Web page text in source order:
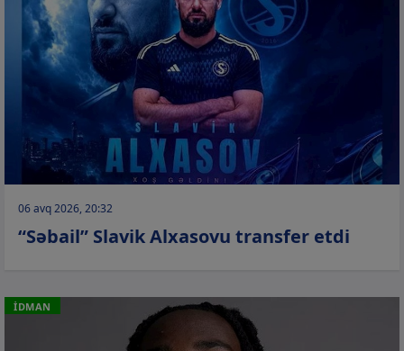
06 avq 2026, 20:32
“Səbail” Slavik Alxasovu transfer etdi
İDMAN